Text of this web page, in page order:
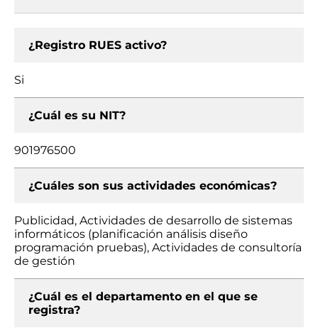
¿Registro RUES activo?
Si
¿Cuál es su NIT?
901976500
¿Cuáles son sus actividades económicas?
Publicidad, Actividades de desarrollo de sistemas
informáticos (planificación análisis diseño
programación pruebas), Actividades de consultoría
de gestión
¿Cuál es el departamento en el que se
registra?